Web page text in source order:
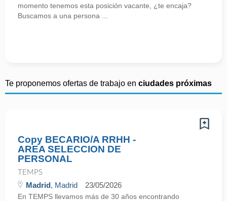
momento tenemos esta posición vacante, ¿te encaja?
Buscamos a una persona ...
Te proponemos ofertas de trabajo en ciudades próximas
Copy BECARIO/A RRHH -
AREA SELECCION DE
PERSONAL
TEMPS
Madrid, Madrid 23/05/2026
En TEMPS llevamos más de 30 años encontrando